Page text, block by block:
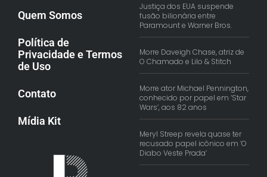
Quem Somos
Política de
Privacidade e Termos
de Uso
Contato
Mídia Kit
Justiça dos EUA suspende
fusão bilionária entre
Paramount e Warner Bros.
Morre Daveigh Chase, atriz de
O Chamado e Lilo & Stitch
Morre ator Michael Pennington,
conhecido por papel em ‘Star
Wars’, aos 82 anos
Meryl Streep revela quase ter
recusado papel icônico em ‘O
Diabo Veste Prada’